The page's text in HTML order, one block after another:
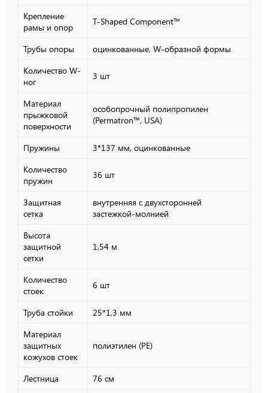
Крепление
рамы и опор
T-Shaped Component™
Трубы опоры
оцинкованные, W-образной формы
Количество W-
ног
3 шт
Материал
прыжковой
поверхности
особопрочный полипропилен
(Permatron™, USA)
Пружины
3*137 мм, оцинкованные
Количество
пружин
36 шт
Защитная
сетка
внутренняя с двухсторонней
застежкой-молнией
Высота
защитной
сетки
1,54 м
Количество
стоек
6 шт
Труба стойки
25*1,3 мм
Материал
защитных
кожухов стоек
полиэтилен (PE)
Лестница
76 см